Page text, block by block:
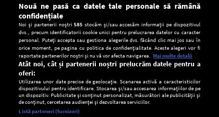
Setări:
Nouă ne pasă ca datele tale personale să rămână
confidențiale
Noi și partenerii noștri585 stocăm și/sau accesăm informații pe dispozitivul
dvs., precum identificatorii cookie unici pentru prelucrarea datelor cu caracter
personal. Puteți accepta sau gestiona alegerile dvs. făcând clic mai jos sau în
orice moment, pe pagina cu politica de confidențialitate. Aceste alegeri vor fi
raportate partenerilor noștri și nu vă vor afecta navigarea. Mai multe detalii
Atât noi, cât și partenerii noștri prelucrăm datele pentru a
oferi:
Utilizarea unor date precise de geolocație. Scanarea activă a caracteristicilor
dispozitivului pentru identificare. Stocarea și/sau accesarea informațiilor de pe
un dispozitiv. Publicitate și conținut personalizat, măsurători ale publicității și
de conținut, cercetarea audienței și dezvoltarea serviciilor.
Listă parteneri (furnizori)